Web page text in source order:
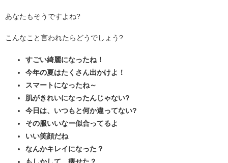
あなたもそうですよね?
こんなこと言われたらどうでしょう?
すごい綺麗になったね！
今年の夏はたくさん出かけよ！
スマートになったね～
肌がきれいになったんじゃない?
今日は、いつもと何か違ってない?
その服いいなー似合ってるよ
いい笑顔だね
なんかキレイになった？